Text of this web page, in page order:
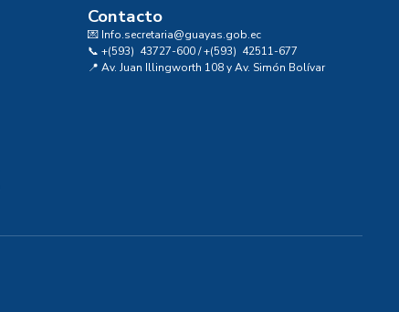
Contacto
💌 Info.secretaria@guayas.gob.ec
📞 +(593) 43727-600 / +(593) 42511-677
📍 Av. Juan Illingworth 108 y Av. Simón Bolívar